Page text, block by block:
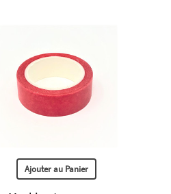
Ajouter au Panier